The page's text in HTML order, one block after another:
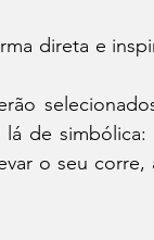
direta e
lá de
o seu